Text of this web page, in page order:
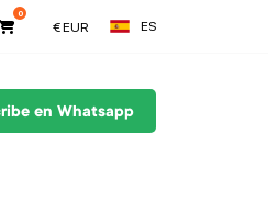
0
€EUR ES
en Whatsapp